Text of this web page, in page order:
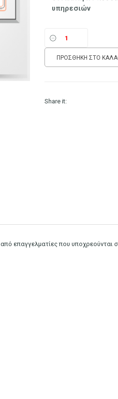
υπηρεσιών
ΠΡΟΣΘΉΚΗ ΣΤΟ
Share it:
από επαγγελματίες που υποχρεούνται